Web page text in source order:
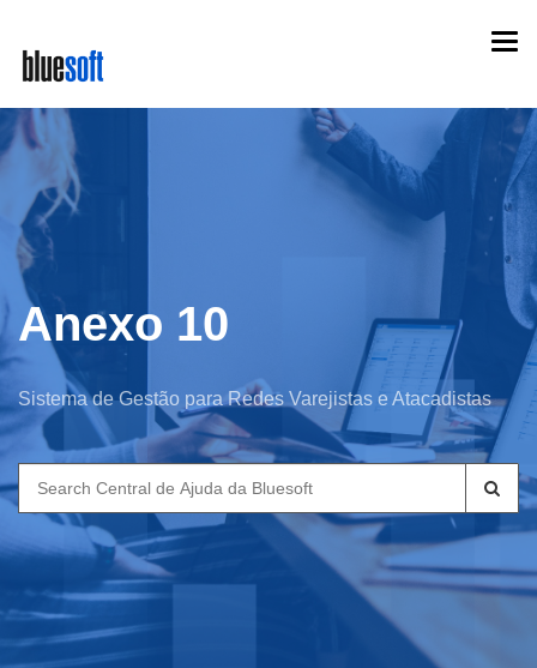
main
content
Anexo 10
Sistema de Gestão para Redes Varejistas e Atacadistas
Search
for: